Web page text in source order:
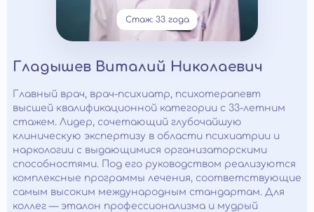
Стаж: 33 года
Гладышев Виталий Николаевич
Главный врач, врач-психиатр, психотерапевт
высшей квалификационной категории с 33-летним
стажем. Лидер, сочетающий глубочайшую
клиническую экспертизу в области психиатрии и
наркологии с выдающимися организаторскими
способностями. Под его руководством реализуются
комплексные программы лечения, соответствующие
самым высоким международным стандартам. Для
коллег — эталон профессионализма и мудрый